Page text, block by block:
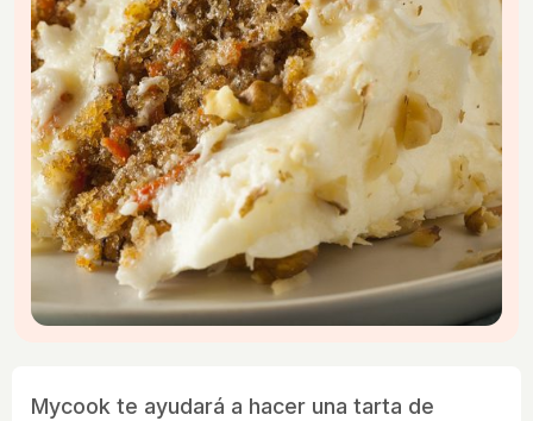
Mycook te ayudará a hacer una tarta de